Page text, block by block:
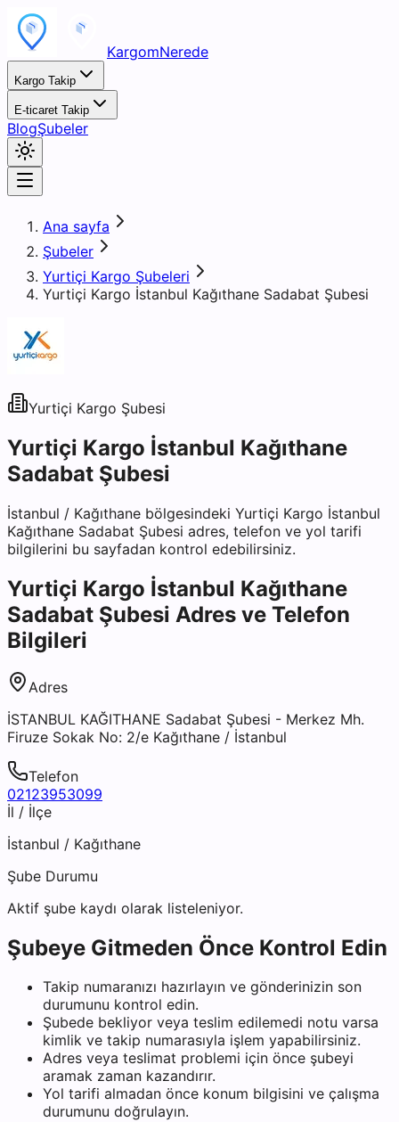
KargomNerede
Kargo Takip
E-ticaret Takip
BlogŞubeler
Ana sayfa
Şubeler
Yurtiçi Kargo Şubeleri
Yurtiçi Kargo İstanbul Kağıthane Sadabat Şubesi
Yurtiçi Kargo Şubesi
Yurtiçi Kargo İstanbul Kağıthane
Sadabat Şubesi
İstanbul / Kağıthane bölgesindeki Yurtiçi Kargo İstanbul
Kağıthane Sadabat Şubesi adres, telefon ve yol tarifi
bilgilerini bu sayfadan kontrol edebilirsiniz.
Yurtiçi Kargo İstanbul Kağıthane
Sadabat Şubesi Adres ve Telefon
Bilgileri
Adres
İSTANBUL KAĞITHANE Sadabat Şubesi - Merkez Mh.
Firuze Sokak No: 2/e Kağıthane / İstanbul
Telefon
02123953099
İl / İlçe
İstanbul / Kağıthane
Şube Durumu
Aktif şube kaydı olarak listeleniyor.
Şubeye Gitmeden Önce Kontrol Edin
Takip numaranızı hazırlayın ve gönderinizin son
durumunu kontrol edin.
Şubede bekliyor veya teslim edilemedi notu varsa
kimlik ve takip numarasıyla işlem yapabilirsiniz.
Adres veya teslimat problemi için önce şubeyi
aramak zaman kazandırır.
Yol tarifi almadan önce konum bilgisini ve çalışma
durumunu doğrulayın.